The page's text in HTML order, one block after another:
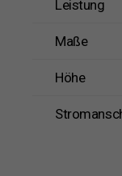
Leistung
Maße
Höhe